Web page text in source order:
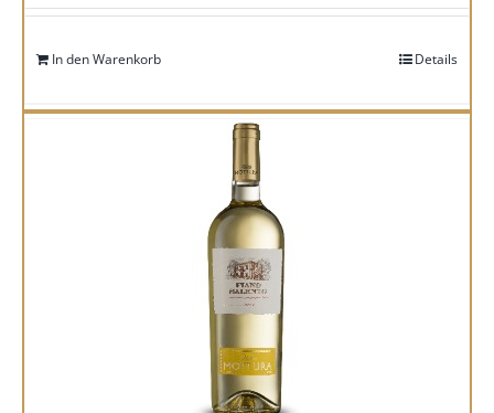
In den Warenkorb Details